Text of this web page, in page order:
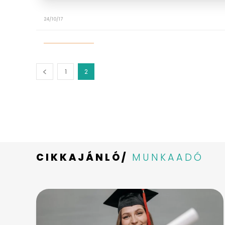
24/10/17
1 2
CIKKAJÁNLÓ/ MUNKAADÓ